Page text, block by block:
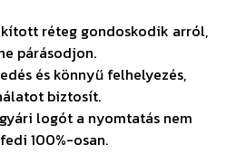
réteg gondoskodik arról,
párásodjon.
és könnyű felhelyezés,
biztosít.
logót a nyomtatás nem
100%-osan.